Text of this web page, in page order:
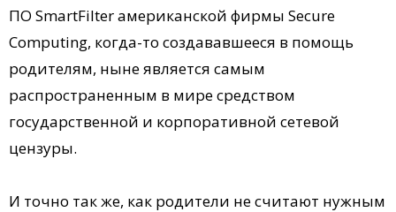
ПО SmartFilter американской фирмы Secure
Computing, когда-то создававшееся в помощь
родителям, ныне является самым
распространенным в мире средством
государственной и корпоративной сетевой
цензуры.
И точно так же, как родители не считают нужным